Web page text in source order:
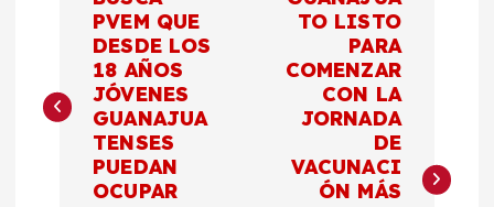
e
PVEM QUE
DESDE LOS
18 AÑOS
JÓVENES
GUANAJUA
TENSES
PUEDAN
OCUPAR
TO LISTO
PARA
COMENZAR
CON LA
JORNADA
DE
VACUNACI
ÓN MÁS